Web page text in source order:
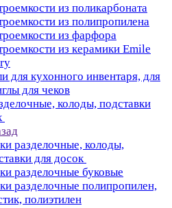
из поликарбоната
из полипропилена
из фарфора
из керамики Emile
для кухонного инвентаря, для
для чеков
колоды, подставки
разделочные, колоды,
для досок
разделочные буковые
разделочные полипропилен,
полиэтилен